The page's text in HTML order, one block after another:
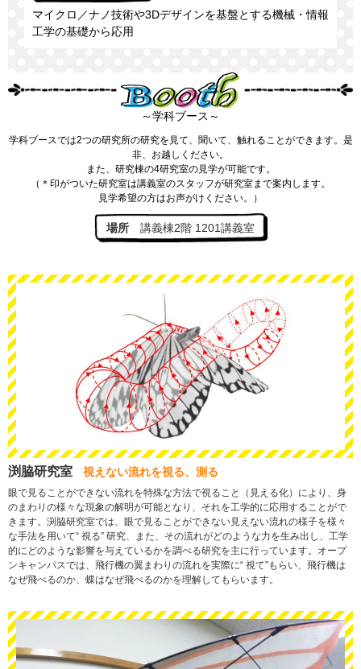
マイクロ／ナノ技術や3Dデザインを基盤とする機械・情報
工学の基礎から応用
～学科ブース～
学科ブースでは2つの研究所の研究を見て、聞いて、触れることができます。是
非、お越しください。
また、研究棟の4研究室の見学が可能です。
（＊印がついた研究室は講義室のスタッフが研究室まで案内します。
見学希望の方はお声がけください。）
場所 講義棟2階 1201講義室
渕脇研究室 視えない流れを視る、測る
眼で見ることができない流れを特殊な方法で視ること（見える化）により、身
のまわりの様々な現象の解明が可能となり、それを工学的に応用することがで
きます。渕脇研究室では、眼で見ることができない見えない流れの様子を様々
な手法を用いて“ 視る” 研究、また、その流れがどのような力を生み出し、工学
的にどのような影響を与えているかを調べる研究を主に行っています。オープ
ンキャンパスでは、飛行機の翼まわりの流れを実際に“ 視て”もらい、飛行機は
なぜ飛べるのか、蝶はなぜ飛べるのかを理解してもらいます。